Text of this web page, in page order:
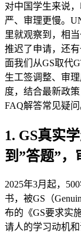
对中国学生来说
严、审理更慢。
里就观察到，相
推迟了申请，还
面我们从GS取代
生工签调整、审
度，结合最新政
FAQ解答常见疑问
1. GS真实
到”答题”，
2025年3月起，
书，被GS（
布的《GS要求实
请人的学习动机